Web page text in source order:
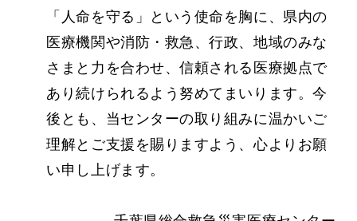
「人命を守る」という使命を胸に、県内の
医療機関や消防・救急、行政、地域のみな
さまと力を合わせ、信頼される医療拠点で
あり続けられるよう努めてまいります。今
後とも、当センターの取り組みに温かいご
理解とご支援を賜りますよう、心よりお願
い申し上げます。